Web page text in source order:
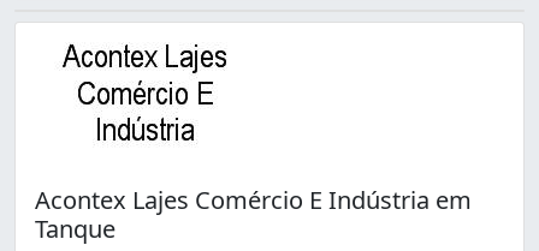
Pré-Moldados (3)
Bangu (1)
Barra da Tijuca (19)
Camorim (1)
Campo Grande (4)
Cordovil (22)
Curicica (6)
Del Castilho (1)
Acontex Lajes Comércio E Indústria em
Tanque